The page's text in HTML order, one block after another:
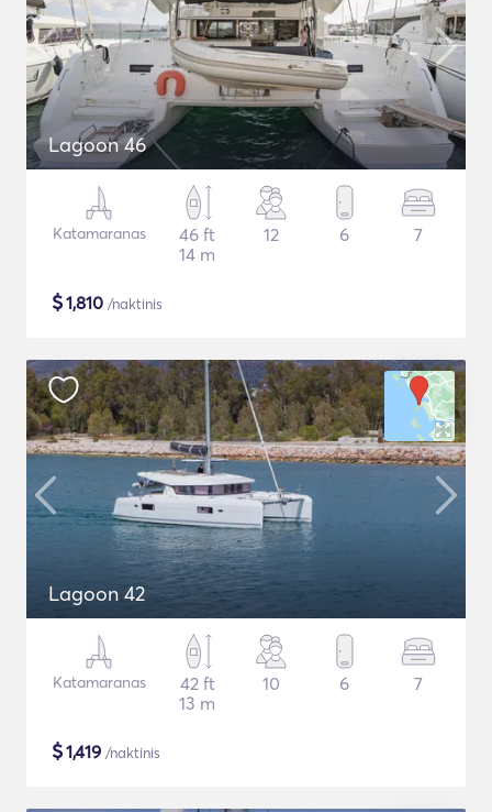
Lagoon 46
Katamaranas
46 ft
14 m
12 6 7
$1,810 /naktinis
Lagoon 42
Katamaranas
42 ft
13 m
10 6 7
$1,419 /naktinis